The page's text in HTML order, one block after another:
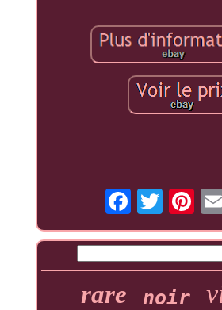
rare noir